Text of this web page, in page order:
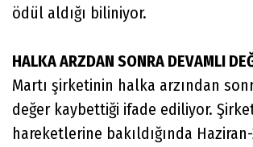
ödül aldığı biliniyor.
HALKA ARZDAN SONRA DEVAMLI
Martı şirketinin halka arzından
değer kaybettiği ifade ediliyor.
hareketlerine bakıldığında